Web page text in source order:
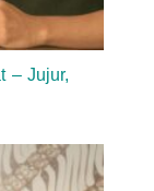
– Jujur,